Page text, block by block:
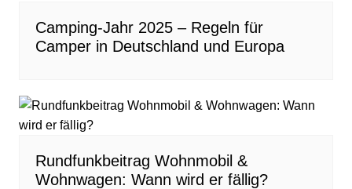
Camping-Jahr 2025 – Regeln für
Camper in Deutschland und Europa
Rundfunkbeitrag Wohnmobil &
Wohnwagen: Wann wird er fällig?